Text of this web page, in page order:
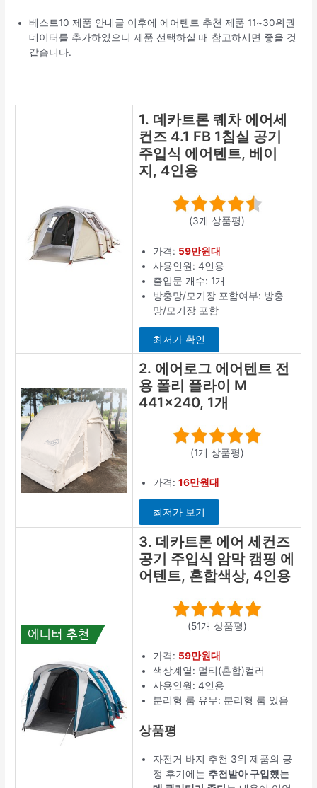
베스트10 제품 안내글 이후에 에어텐트 추천 제품 11~30위권
데이터를 추가하였으니 제품 선택하실 때 참고하시면 좋을 것
같습니다.
1. 데카트론 퀘차 에어세
컨즈 4.1 FB 1침실 공기
주입식 에어텐트, 베이
지, 4인용
(3개 상품평)
가격: 59만원대
사용인원: 4인용
출입문 개수: 1개
방충망/모기장 포함여부: 방충
망/모기장 포함
최저가 확인
2. 에어로그 에어텐트 전
용 폴리 플라이 M
441×240, 1개
(1개 상품평)
가격:16만원대
최저가 보기
3. 데카트론 에어 세컨즈
공기 주입식 암막 캠핑 에
어텐트, 혼합색상, 4인용
(51개 상품평)
가격: 59만원대
색상계열: 멀티(혼합)컬러
사용인원: 4인용
분리형 룸 유무: 분리형 룸 있음
상품평
자전거 바지 추천 3위 제품의 긍
정 후기에는 추천받아 구입했는